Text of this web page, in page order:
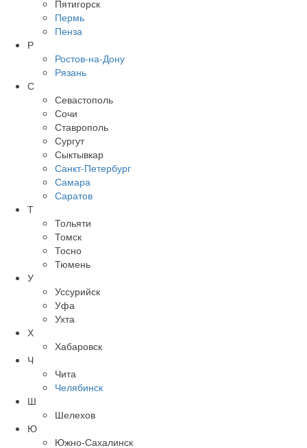
Пятигорск
Пермь
Пенза
Р
Ростов-на-Дону
Рязань
С
Севастополь
Сочи
Ставрополь
Сургут
Сыктывкар
Санкт-Петербург
Самара
Саратов
Т
Тольяти
Томск
Тосно
Тюмень
У
Уссурийск
Уфа
Ухта
Х
Хабаровск
Ч
Чита
Челябинск
Ш
Шелехов
Ю
Южно-Сахалинск